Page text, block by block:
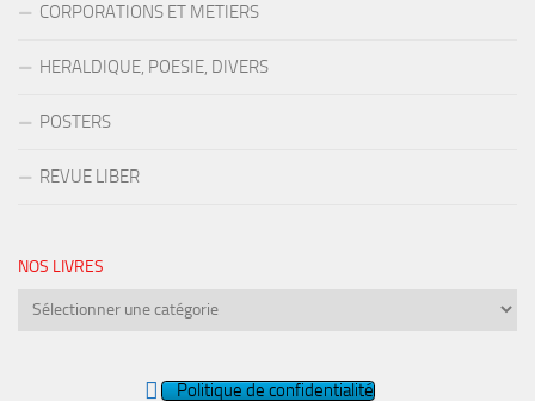
CORPORATIONS ET METIERS
HERALDIQUE, POESIE, DIVERS
POSTERS
REVUE LIBER
NOS LIVRES
Nos
Politique de confidentialité